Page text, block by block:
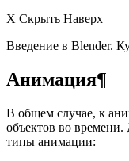
X Скрыть Наверх
Введение в Blender.
Анимация¶
В общем случае, к
объектов во
типы анимации: